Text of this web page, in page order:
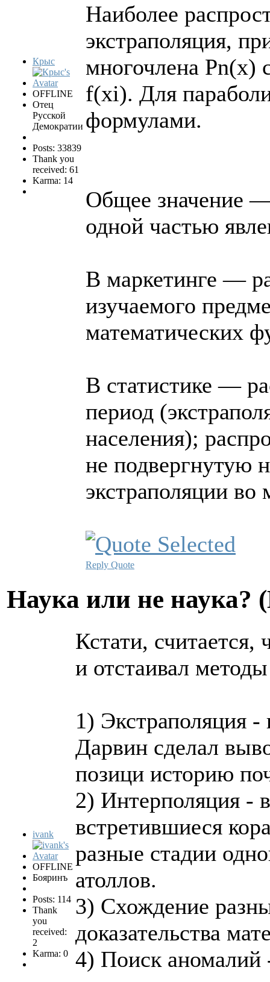
Крыс
OFFLINE
Отец
Русской
Демократии
Posts: 33839
Thank you
received: 61
Karma: 14
Наиболее
экстраполяция,
многочлена Рn(х)
f(xi). Для
формулами.
Общее значение
одной частью
В маркетинге —
изучаемого
математических
В статистике —
период
населения);
не подвергнутую
экстраполяции
Reply Quote
Hаука или не наука?
ivank
OFFLINE
Бояринъ
Posts: 114
Thank
you
received:
2
Karma: 0
Кстати,
и отстаивал
1) Экстраполяция
Дарвин сделал
позици историю
2) Интерполяция -
встретившиеся
разные стадии
атоллов.
3) Схождение
доказательства
4) Поиск аномалий